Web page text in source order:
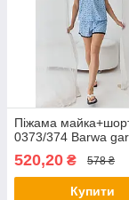
Піжама
0373/374 Barwa
520,20 ₴ 578 ₴
Купити